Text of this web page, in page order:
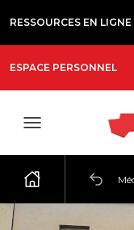
RESSOURCES EN LIGNE
ESPACE PERSONNEL